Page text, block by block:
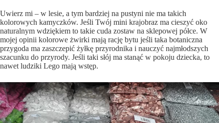
Uwierz mi – w lesie, a tym bardziej na pustyni nie ma takich
kolorowych kamyczków. Jeśli Twój mini krajobraz ma cieszyć oko
naturalnym wdziękiem to takie cuda zostaw na sklepowej półce. W
mojej opinii kolorowe żwirki mają rację bytu jeśli taka botaniczna
przygoda ma zaszczepić żyłkę przyrodnika i nauczyć najmłodszych
szacunku do przyrody. Jeśli taki słój ma stanąć w pokoju dziecka, to
nawet ludziki Lego mają wstęp.